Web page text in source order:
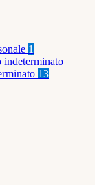
1
indeterminato
13